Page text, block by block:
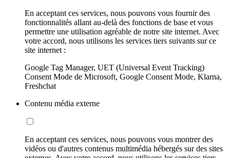
En acceptant ces services, nous pouvons vous fournir des
fonctionnalités allant au-delà des fonctions de base et vous
permettre une utilisation agréable de notre site internet. Avec
votre accord, nous utilisons les services tiers suivants sur ce
site internet :
Google Tag Manager, UET (Universal Event Tracking)
Consent Mode de Microsoft, Google Consent Mode, Klarna,
Freshchat
Contenu média externe
En acceptant ces services, nous pouvons vous montrer des
vidéos ou d'autres contenus multimédia hébergés sur des sites